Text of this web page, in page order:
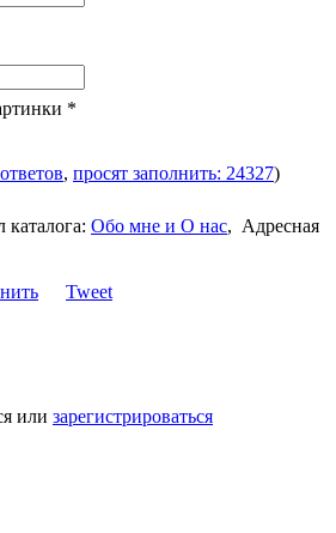
*
, просят заполнить: 24327)
каталога: Обо мне и О нас, Адресная
Tweet
или зарегистрироваться